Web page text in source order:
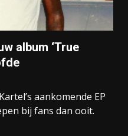
album ‘True
aankomende EP
bij fans dan ooit.